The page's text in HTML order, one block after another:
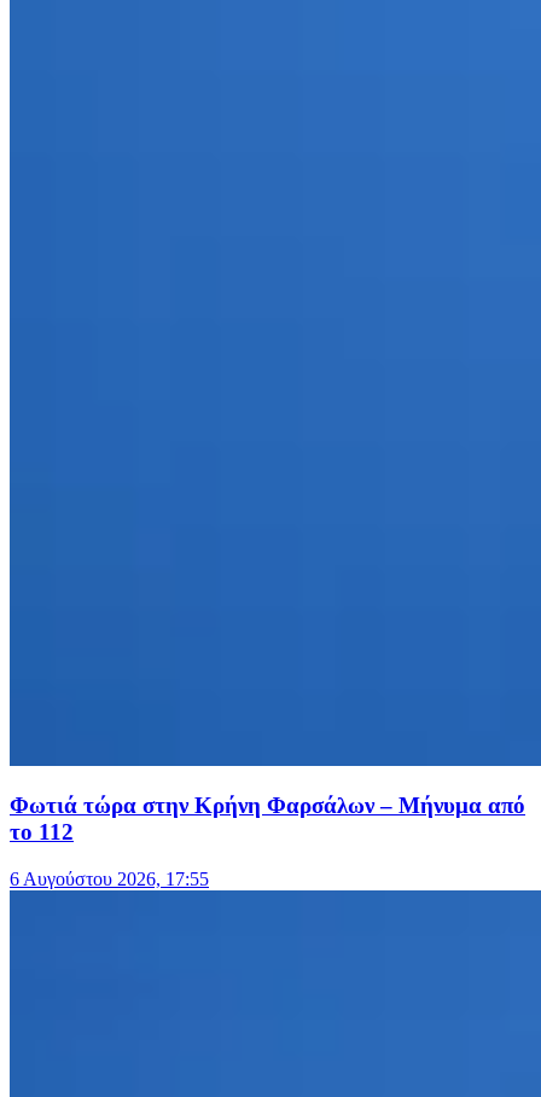
Φωτιά τώρα στην Κρήνη Φαρσάλων – Μήνυμα από
το 112
6 Αυγούστου 2026, 17:55